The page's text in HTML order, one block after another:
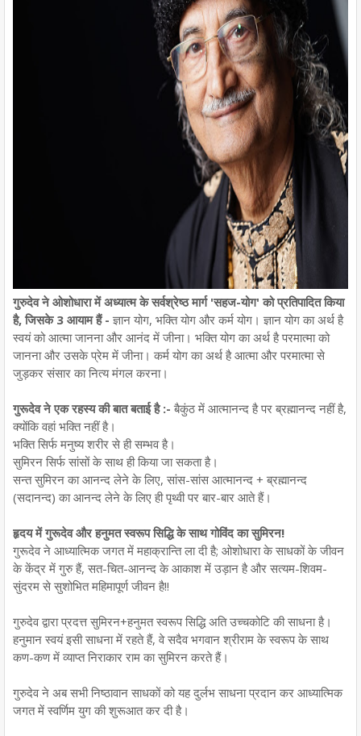
गुरुदेव ने ओशोधारा में अध्यात्म के सर्वश्रेष्ठ मार्ग 'सहज-योग' को प्रतिपादित किया
है, जिसके 3 आयाम हैं - ज्ञान योग, भक्ति योग और कर्म योग। ज्ञान योग का अर्थ है
स्वयं को आत्मा जानना और आनंद में जीना। भक्ति योग का अर्थ है परमात्मा को
जानना और उसके प्रेम में जीना। कर्म योग का अर्थ है आत्मा और परमात्मा से
जुड़कर संसार का नित्य मंगल करना।
गुरूदेव ने एक रहस्य की बात बताई है :- बैकुंठ में आत्मानन्द है पर ब्रह्मानन्द नहीं है,
क्योंकि वहां भक्ति नहीं है।
भक्ति सिर्फ मनुष्य शरीर से ही सम्भव है।
सुमिरन सिर्फ सांसों के साथ ही किया जा सकता है।
सन्त सुमिरन का आनन्द लेने के लिए, सांस-सांस आत्मानन्द + ब्रह्मानन्द
(सदानन्द) का आनन्द लेने के लिए ही पृथ्वी पर बार-बार आते हैं।
हृदय में गुरूदेव और हनुमत स्वरूप सिद्धि के साथ गोविंद का सुमिरन!
गुरूदेव ने आध्यात्मिक जगत में महाक्रान्ति ला दी है; ओशोधारा के साधकों के जीवन
के केंद्र में गुरु हैं, सत-चित-आनन्द के आकाश में उड़ान है और सत्यम-शिवम-
सुंदरम से सुशोभित महिमापूर्ण जीवन है!!
गुरुदेव द्वारा प्रदत्त सुमिरन+हनुमत स्वरूप सिद्धि अति उच्चकोटि की साधना है।
हनुमान स्वयं इसी साधना में रहते हैं, वे सदैव भगवान श्रीराम के स्वरूप के साथ
कण-कण में व्याप्त निराकार राम का सुमिरन करते हैं।
गुरुदेव ने अब सभी निष्ठावान साधकों को यह दुर्लभ साधना प्रदान कर आध्यात्मिक
जगत में स्वर्णिम युग की शुरूआत कर दी है।